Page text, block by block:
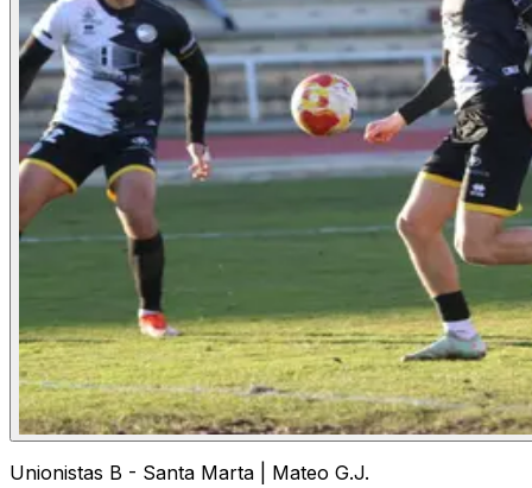
Unionistas B - Santa Marta | Mateo G.J.